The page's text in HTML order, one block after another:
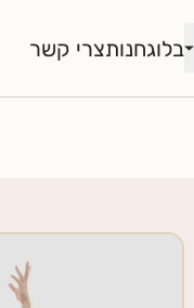
בלוגחנותצרי קשר